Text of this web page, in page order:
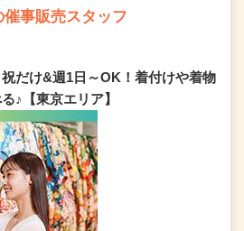
事販売スタッフ
祝だけ&週1日～OK！着付けや着物
♪【東京エリア】